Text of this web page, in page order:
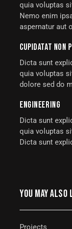
quia voluptas
Nemo enim
aspernatur aut
CUPIDATAT NON
Dicta sunt
quia voluptas
dolore sed do
ENGINEERING
Dicta sunt
quia voluptas
Dicta sunt
YOU MAY ALSO
Projects